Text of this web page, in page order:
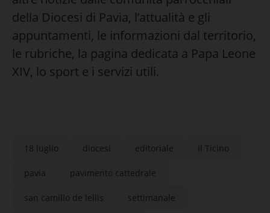
della Diocesi di Pavia, l’attualità e gli
appuntamenti, le informazioni dal territorio,
le rubriche, la pagina dedicata a Papa Leone
XIV, lo sport e i servizi utili.
18 luglio diocesi editoriale Il Ticino
pavia pavimento cattedrale
san camillo de lellis settimanale